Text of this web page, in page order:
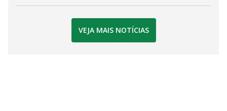
VEJA MAIS NOTÍCIAS